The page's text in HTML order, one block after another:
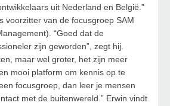
uit Nederland en België.”
voorzitter van de focusgroep SAM
“Goed dat de
zijn geworden”, zegt hij.
maar wel groter, het zijn meer
mooi platform om kennis op te
focusgroep, dan leer je mensen
met de buitenwereld.” Erwin vindt